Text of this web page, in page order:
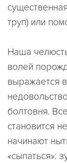
труп) или
Наша
волей
выражается
болтовня.
становится
начинают
«сыпаться»: